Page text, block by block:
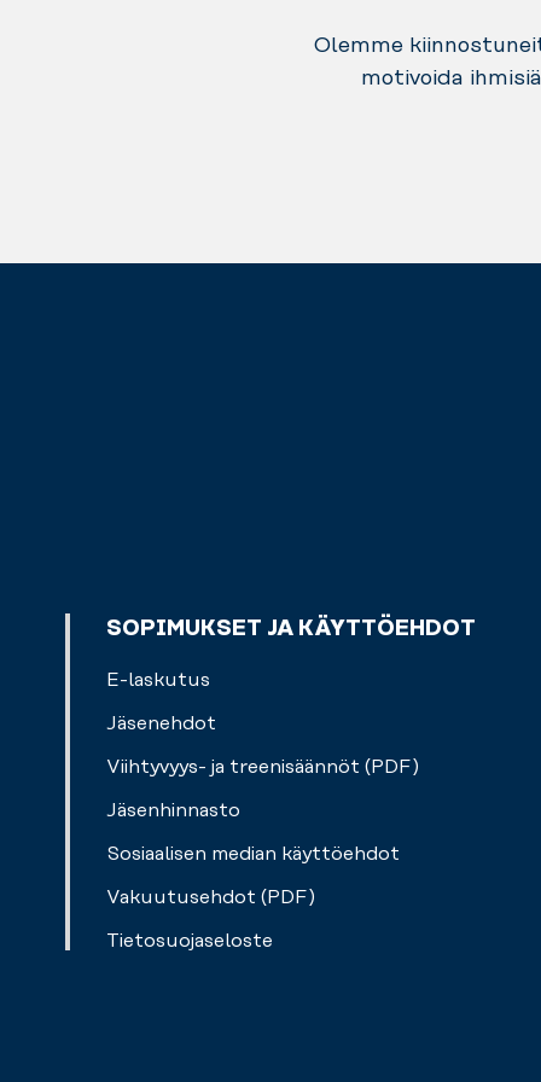
Olemme
motivoida
SOPIMUKSET JA KÄYTTÖEHDOT
E-laskutus
Jäsenehdot
Viihtyvyys- ja treenisäännöt (PDF)
Jäsenhinnasto
Sosiaalisen median käyttöehdot
Vakuutusehdot (PDF)
Tietosuojaseloste